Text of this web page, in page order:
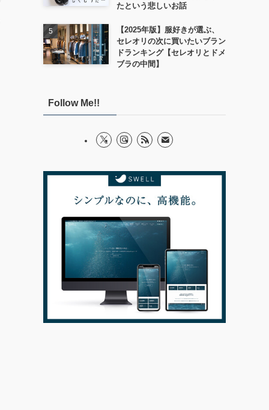
たという悲しいお話
【2025年版】服好きが選ぶ、
セレオリの次に買いたいブラン
ドランキング【セレオリとドメ
ブラの中間】
Follow Me!!